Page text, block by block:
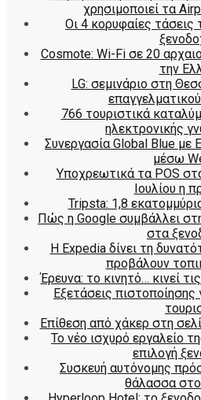
χρησιμοποιεί τα
Οι 4 κορυφαίες τάσεις
Cosmote: Wi-Fi σε 20
την
LG: σεμινάριο στη
766 τουριστικά
ηλεκτρονικής
Συνεργασία Global Blue με
μέσω
Υποχρεωτικά τα POS
Ιουλίου η
Tripsta: 1,8
Πώς η Google συμβάλλει
στα
Η Expedia δίνει τη
προβάλουν
Έρευνα: το κινητό… κινεί
Εξετάσεις πιστοποίησης
Επίθεση από χάκερ στη
Το νέο ισχυρό εργαλείο
επιλογή
Συσκευή αυτόνομης
θάλασσα